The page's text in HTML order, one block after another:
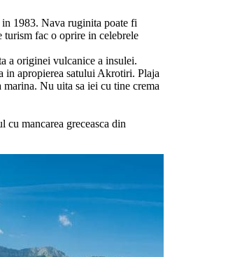
1983. Nava ruginita poate fi
turism fac o oprire in celebrele
a originei vulcanice a insulei.
in apropierea satului Akrotiri. Plaja
Nu uita sa iei cu tine crema
cu mancarea greceasca din